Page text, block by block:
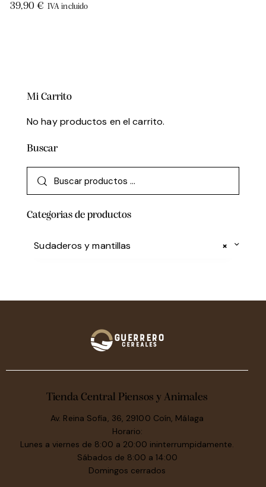
39,90 € IVA incluido
Mi Carrito
No hay productos en el carrito.
Buscar
Categorias de productos
×
Sudaderos y mantillas
Tienda Central Piensos y Animales
Av. Reina Sofía, 36, 29100 Coín, Málaga
Horario:
Lunes a viernes de 8:00 a 20:00 ininterrumpidamente.
Sábados de 8:00 a 14:00
Domingos cerrados